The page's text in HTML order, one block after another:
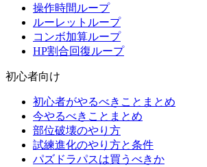
操作時間ループ
ルーレットループ
コンボ加算ループ
HP割合回復ループ
初心者向け
初心者がやるべきことまとめ
今やるべきことまとめ
部位破壊のやり方
試練進化のやり方と条件
パズドラパスは買うべきか